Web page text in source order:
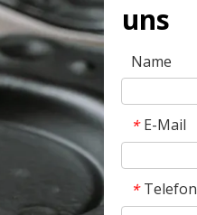
uns
Name
* E-Mail
* Telefon